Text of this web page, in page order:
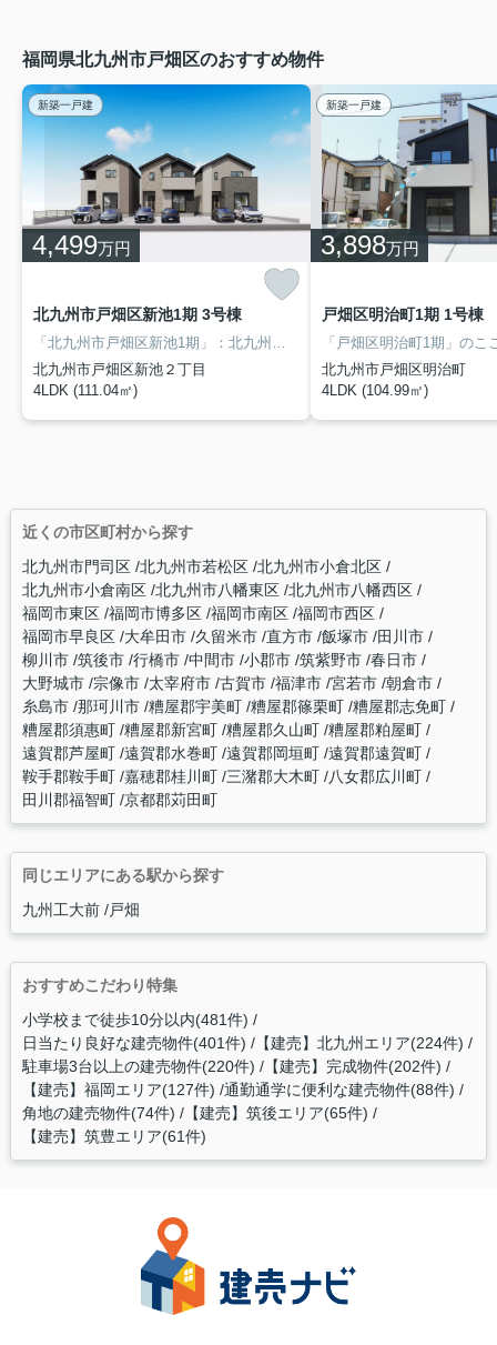
福岡県北九州市戸畑区のおすすめ物件
新築一戸建
4,499万円
北九州市戸畑区新池1期 3号棟
北九州市戸畑区新池２丁目
4LDK (111.04㎡)
新築一戸建
3,898万円
戸畑区明治町1期 1号棟
北九州市戸畑区明治町
4LDK (104.99㎡)
近くの市区町村から探す
北九州市門司区 北九州市若松区 北九州市小倉北区
北九州市小倉南区 北九州市八幡東区 北九州市八幡西区
福岡市東区 福岡市博多区 福岡市南区 福岡市西区
福岡市早良区 大牟田市 久留米市 直方市 飯塚市 田川市
柳川市 筑後市 行橋市 中間市 小郡市 筑紫野市 春日市
大野城市 宗像市 太宰府市 古賀市 福津市 宮若市 朝倉市
糸島市 那珂川市 糟屋郡宇美町 糟屋郡篠栗町 糟屋郡志免町
糟屋郡須惠町 糟屋郡新宮町 糟屋郡久山町 糟屋郡粕屋町
遠賀郡芦屋町 遠賀郡水巻町 遠賀郡岡垣町 遠賀郡遠賀町
鞍手郡鞍手町 嘉穂郡桂川町 三潴郡大木町 八女郡広川町
田川郡福智町 京都郡苅田町
同じエリアにある駅から探す
九州工大前 戸畑
おすすめこだわり特集
小学校まで徒歩10分以内(481件)
日当たり良好な建売物件(401件) 【建売】北九州エリア(224件)
駐車場3台以上の建売物件(220件) 【建売】完成物件(202件)
【建売】福岡エリア(127件) 通勤通学に便利な建売物件(88件)
角地の建売物件(74件) 【建売】筑後エリア(65件)
【建売】筑豊エリア(61件)